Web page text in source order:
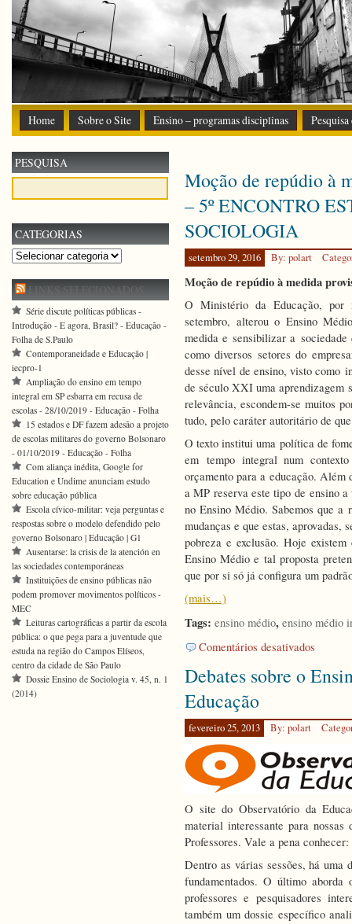
Home Sobre o Site Ensino – programas disciplinas
Moção de repúdio à
– 5º ENCONTRO
SOCIOLOGIA
setembro 29, 2016 By: polart
Moção de repúdio à medida
O Ministério da Educação,
setembro, alterou o Ensino
medida e sensibilizar a
como diversos setores do
desse nível de ensino, visto como
de século XXI uma aprendizagem
relevância, escondem-se muitos
tudo, pelo caráter autoritário de
O texto institui uma política de
em tempo integral num
orçamento para a educação. Além
a MP reserva este tipo de ensino
no Ensino Médio. Sabemos que a
mudanças e que estas, aprovadas,
pobreza e exclusão. Hoje
Ensino Médio e tal proposta
que por si só já configura um
(mais…)
Tags: ensino médio, ensino médio
Comentários desativados
de
provisória
746
–
5º
DE
ENSINO
Debates sobre o
Educação
fevereiro 25, 2013 By: polart
O site do Observatório da
material interessante para
Professores. Vale a pena conhecer:
Dentro as várias sessões, há uma
fundamentados. O último
professores e pesquisadores
também um dossie específico
PESQUISA
CATEGORIAS
Categorias
LINKS SELECIONADOS
Série discute políticas públicas -
Introdução - E agora, Brasil? - Educação -
Folha de S.Paulo
Contemporaneidade e Educação |
iecpro-1
Ampliação do ensino em tempo
integral em SP esbarra em recusa de
escolas - 28/10/2019 - Educação - Folha
15 estados e DF fazem adesão a projeto
de escolas militares do governo Bolsonaro
- 01/10/2019 - Educação - Folha
Com aliança inédita, Google for
Education e Undime anunciam estudo
sobre educação pública
Escola cívico-militar: veja perguntas e
respostas sobre o modelo defendido pelo
governo Bolsonaro | Educação | G1
Ausentarse: la crisis de la atención en
las sociedades contemporáneas
Instituições de ensino públicas não
podem promover movimentos políticos -
MEC
Leituras cartográficas a partir da escola
pública: o que pega para a juventude que
estuda na região do Campos Elíseos,
centro da cidade de São Paulo
Dossie Ensino de Sociologia v. 45, n. 1
(2014)